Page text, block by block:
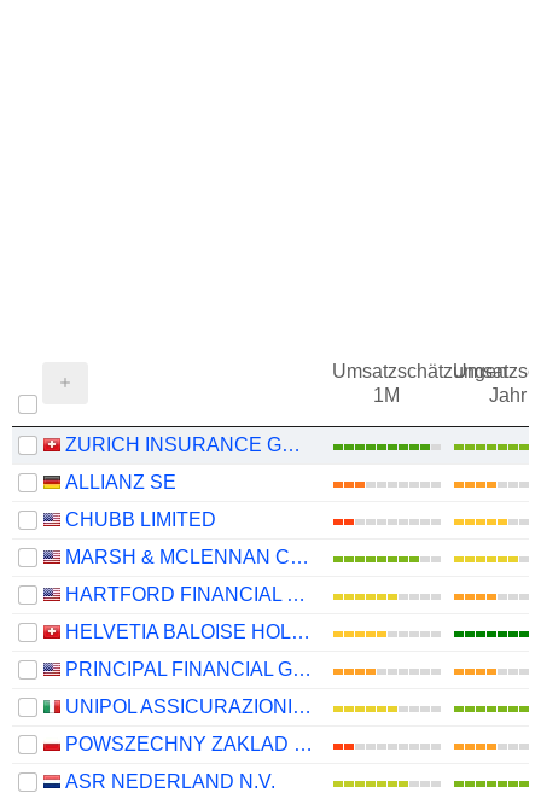
Umsatzschätzungen
1M
Jahr
ZURICH INSURANCE GROUP LTD
ALLIANZ SE
CHUBB LIMITED
MARSH & MCLENNAN COMPANIES
HARTFORD FINANCIAL SERVICES GROUP (THE), INC.
HELVETIA BALOISE HOLDING AG
PRINCIPAL FINANCIAL GROUP, INC.
UNIPOL ASSICURAZIONI S.P.A.
POWSZECHNY ZAKLAD UBEZPIECZE? SPÓLKA AKCYJNA
ASR NEDERLAND N.V.